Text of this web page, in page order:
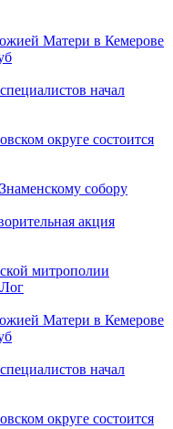
Матери в Кемерове
начал
округе состоится
собору
акция
митрополии
Матери в Кемерове
начал
округе состоится